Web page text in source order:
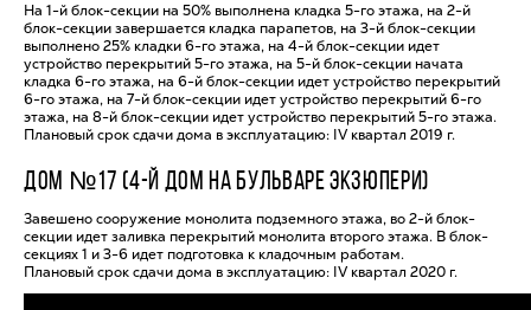
На 1-й блок-секции на 50% выполнена кладка 5-го этажа, на 2-й
блок-секции завершается кладка парапетов, на 3-й блок-секции
выполнено 25% кладки 6-го этажа, на 4-й блок-секции идет
устройство перекрытий 5-го этажа, на 5-й блок-секции начата
кладка 6-го этажа, на 6-й блок-секции идет устройство перекрытий
6-го этажа, на 7-й блок-секции идет устройство перекрытий 6-го
этажа, на 8-й блок-секции идет устройство перекрытий 5-го этажа.
Плановый срок сдачи дома в эксплуатацию: IV квартал 2019 г.
ДОМ №17 (4-Й ДОМ НА БУЛЬВАРЕ ЭКЗЮПЕРИ)
Завешено сооружение монолита подземного этажа, во 2-й блок-
секции идет заливка перекрытий монолита второго этажа. В блок-
секциях 1 и 3-6 идет подготовка к кладочным работам.
Плановый срок сдачи дома в эксплуатацию: IV квартал 2020 г.